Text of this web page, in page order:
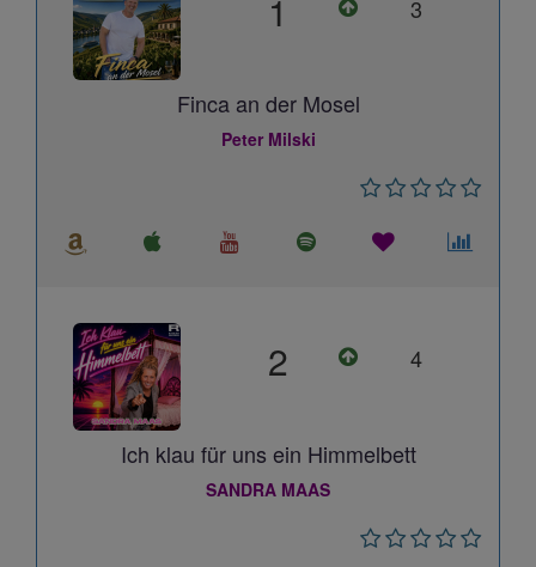
1 3
Finca an der Mosel
Peter Milski
2 4
Ich klau für uns ein Himmelbett
SANDRA MAAS